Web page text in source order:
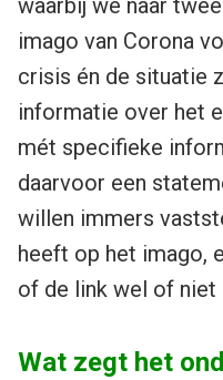
imago van Corona
crisis én de situatie
informatie over het
mét specifieke
daarvoor een
willen immers
heeft op het imago,
of de link wel of niet
Wat zegt het